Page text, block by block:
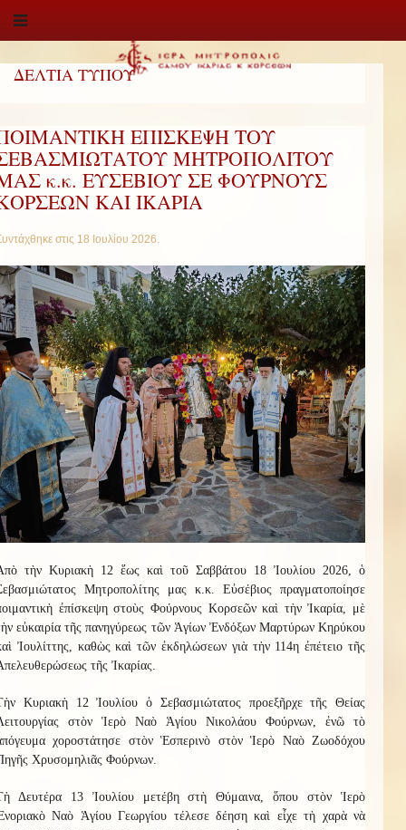
ΔΕΛΤΙΑ ΤΥΠΟΥ
ΕΠΙΣΚΕΨΗ ΤΟΥ
ΜΗΤΡΟΠΟΛΙΤΟΥ
κ.κ. ΕΥΣΕΒΙΟΥ ΣΕ ΦΟΥΡΝΟΥΣ
ΚΑΙ ΙΚΑΡΙΑ
στις 18 Ιουλίου 2026.
τὴν Κυριακὴ 12 ἕως καὶ τοῦ Σαββάτου 18 Ἰουλίου 2026, ὁ
Μητροπολίτης μας κ.κ. Εὐσέβιος πραγματοποίησε
ἐπίσκεψη στοὺς Φούρνους Κορσεῶν καὶ τὴν Ἰκαρία, μὲ
εὐκαιρία τῆς πανηγύρεως τῶν Ἁγίων Ἐνδόξων Μαρτύρων Κηρύκου
Ἰουλίττης, καθὼς καὶ τῶν ἐκδηλώσεων γιὰ τὴν 114η ἐπέτειο τῆς
τῆς Ἰκαρίας.
Κυριακὴ 12 Ἰουλίου ὁ Σεβασμιώτατος προεξῆρχε τῆς Θείας
στὸν Ἱερὸ Ναὸ Ἁγίου Νικολάου Φούρνων, ἐνῶ τὸ
χοροστάτησε στὸν Ἑσπερινὸ στὸν Ἱερὸ Ναὸ Ζωοδόχου
Χρυσομηλιᾶς Φούρνων.
Δευτέρα 13 Ἰουλίου μετέβη στὴ Θύμαινα, ὅπου στὸν Ἱερὸ
Ναὸ Ἁγίου Γεωργίου τέλεσε δέηση καὶ εἶχε τὴ χαρὰ νὰ